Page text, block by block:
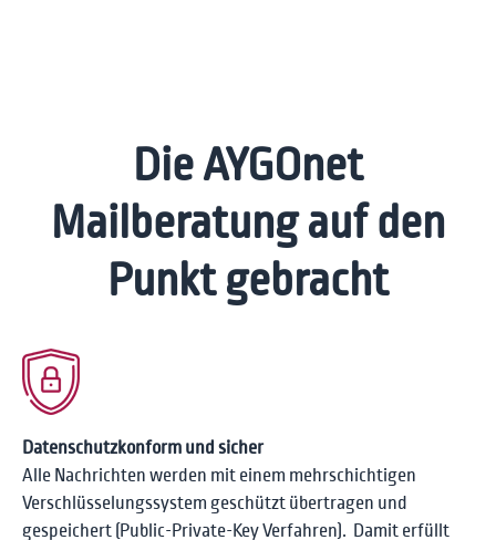
Die AYGOnet
Mailberatung auf den
Punkt gebracht
Datenschutzkonform und sicher
Alle Nachrichten werden mit einem mehrschichtigen
Verschlüsselungssystem geschützt übertragen und
gespeichert (Public-Private-Key Verfahren). Damit erfüllt